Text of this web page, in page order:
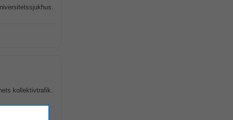
kollektivtrafik.